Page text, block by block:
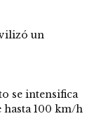
un
se intensifica
100 km/h